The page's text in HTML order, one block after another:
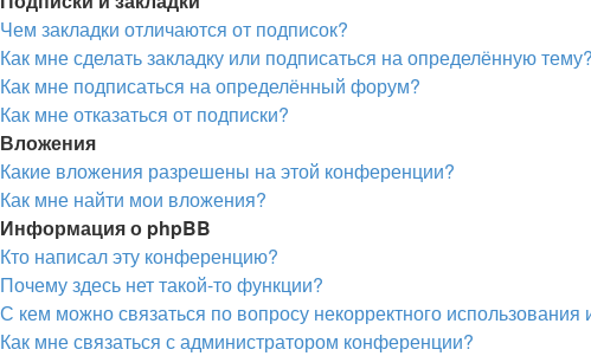
Чем закладки отличаются от подписок?
Как мне сделать закладку или подписаться на определённую тему?
Как мне подписаться на определённый форум?
Как мне отказаться от подписки?
Вложения
Какие вложения разрешены на этой конференции?
Как мне найти мои вложения?
Информация о phpBB
Кто написал эту конференцию?
Почему здесь нет такой-то функции?
С кем можно связаться по вопросу некорректного
Как мне связаться с администратором конференции?